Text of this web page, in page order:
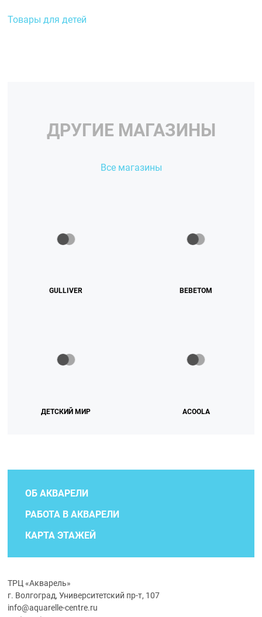
Товары для детей
ДРУГИЕ МАГАЗИНЫ
Все магазины
GULLIVER ВЕВЕТОМ
ДЕТСКИЙ МИР ACOOLA
ОБ АКВАРЕЛИ
РАБОТА В АКВАРЕЛИ
КАРТА ЭТАЖЕЙ
ТРЦ «Акварель»
г. Волгоград, Университетский пр-т, 107
info@aquarelle-centre.ru